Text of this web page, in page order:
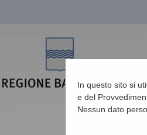
In questo sito si
e del
Nessun dato